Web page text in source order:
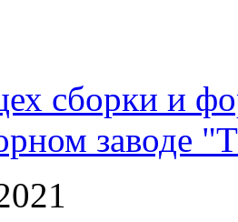
сборки и
заводе